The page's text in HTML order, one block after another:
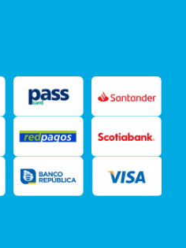
para el tratamiento de
consentimiento, tal y como se